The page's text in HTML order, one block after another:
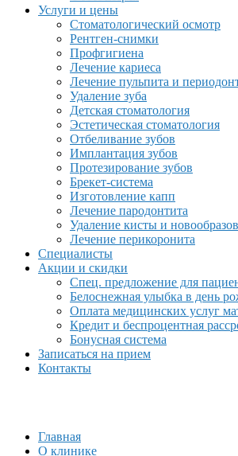
Услуги и цены
Стоматологический осмотр
Рентген-снимки
Профгигиена
Лечение кариеса
Лечение пульпита и
Удаление зуба
Детская стоматология
Эстетическая стоматология
Отбеливание зубов
Имплантация зубов
Протезирование зубов
Брекет-система
Изготовление капп
Лечение пародонтита
Удаление кисты и
Лечение перикоронита
Специалисты
Акции и скидки
Спец. предложение для
Белоснежная улыбка в день
Оплата медицинских услуг
Кредит и беспроцентная
Бонусная система
Записаться на прием
Контакты
Главная
О клинике